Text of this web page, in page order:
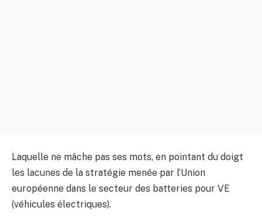
Laquelle ne mâche pas ses mots, en pointant du doigt
les lacunes de la stratégie menée par l’Union
européenne dans le secteur des batteries pour VE
(véhicules électriques).